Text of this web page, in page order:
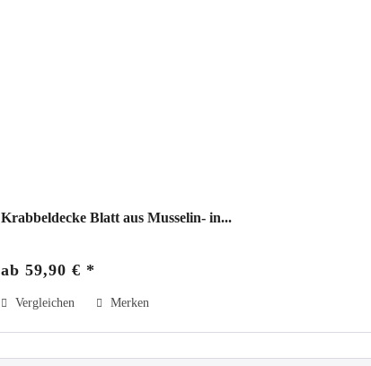
Krabbeldecke Blatt aus Musselin- in...
ab 59,90 € *
Vergleichen Merken